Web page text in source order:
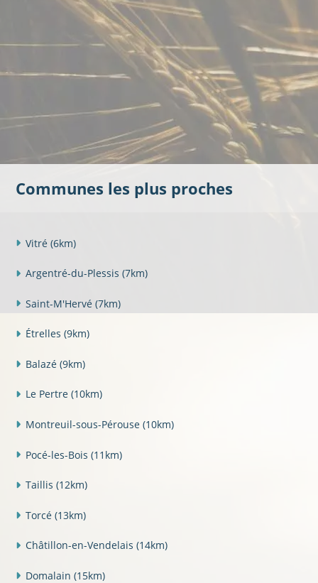
Communes les plus proches
Vitré (6km)
Argentré-du-Plessis (7km)
Saint-M'Hervé (7km)
Étrelles (9km)
Balazé (9km)
Le Pertre (10km)
Montreuil-sous-Pérouse (10km)
Pocé-les-Bois (11km)
Taillis (12km)
Torcé (13km)
Châtillon-en-Vendelais (14km)
Domalain (15km)